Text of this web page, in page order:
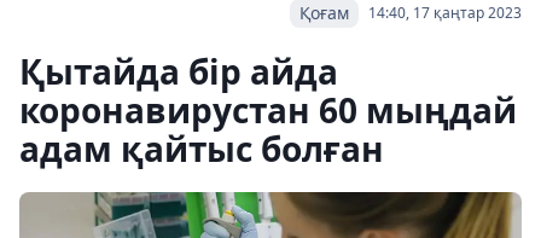
14:40, 17 қаңтар 2023
Қоғам
Қытайда бір айда
коронавирустан 60 мыңдай
адам қайтыс болған